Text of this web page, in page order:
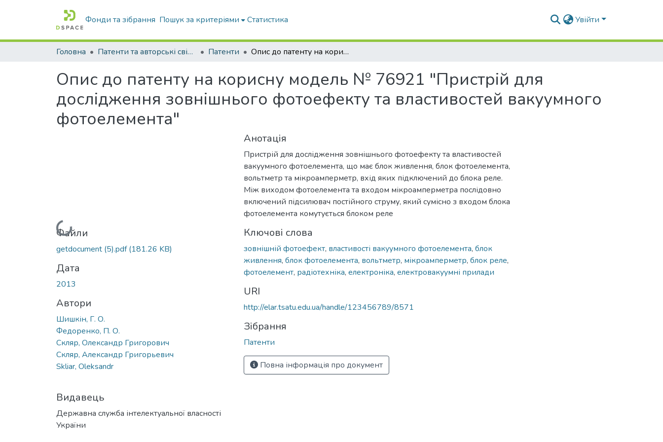
Фонди та зібрання Пошук за критеріями Статистика Увійти
Головна Патенти та авторські свідоцтва Патенти Опис до патенту на корисну модель № 76921 "Пристрій для дослідження зовнішнього фотоефекту та властивостей вакуумного фотоелемента"
Опис до патенту на корисну модель № 76921 "Пристрій для
дослідження зовнішнього фотоефекту та властивостей вакуумного
фотоелемента"
Вантажиться...
Файли
getdocument (5).pdf(181.26 KB)
Дата
2013
Автори
Шишкін, Г. О.
Федоренко, П. О.
Скляр, Олександр Григорович
Скляр, Александр Григорьевич
Skliar, Oleksandr
Видавець
Державна служба інтелектуальної власності
України
Анотація
Пристрій для дослідження зовнішнього фотоефекту та властивостей
вакуумного фотоелемента, що має блок живлення, блок фотоелемента,
вольтметр та мікроамперметр, вхід яких підключений до блока реле.
Між виходом фотоелемента та входом мікроамперметра послідовно
включений підсилювач постійного струму, який сумісно з входом блока
фотоелемента комутується блоком реле
Ключові слова
зовнішній фотоефект, властивості вакуумного фотоелемента, блок
живлення, блок фотоелемента, вольтметр, мікроамперметр, блок реле,
фотоелемент, радіотехніка, електроніка, електровакуумні прилади
URI
http://elar.tsatu.edu.ua/handle/123456789/8571
Зібрання
Патенти
Повна інформація про документ